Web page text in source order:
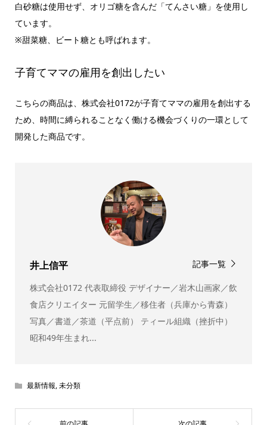
白砂糖は使用せず、オリゴ糖を含んだ「てんさい糖」を使用し
ています。
※甜菜糖、ビート糖とも呼ばれます。
子育てママの雇用を創出したい
こちらの商品は、株式会社0172が子育てママの雇用を創出する
ため、時間に縛られることなく働ける機会づくりの一環として
開発した商品です。
記事一覧
井上信平
株式会社0172 代表取締役 デザイナー／岩木山画家／飲
食店クリエイター 元留学生／移住者（兵庫から青森）
写真／書道／茶道（平点前） ティール組織（挫折中）
昭和49年生まれ...
最新情報,未分類